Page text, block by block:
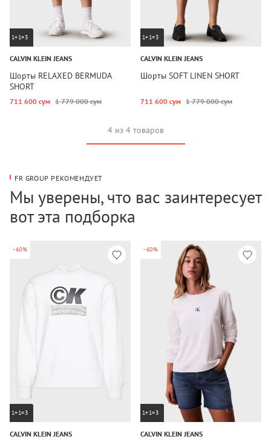
1+1=3
CALVIN KLEIN JEANS
Шорты RELAXED BERMUDA
SHORT
711 600 сум 1 779 000 сум
1+1=3
CALVIN KLEIN JEANS
Шорты SOFT LINEN SHORT
711 600 сум 1 779 000 сум
4 из 4 товаров
FR GROUP РЕКОМЕНДУЕТ
Мы уверены, что вас заинтересует
вот эта подборка
-60%
1+1=3
CALVIN KLEIN JEANS
-60%
1+1=3
CALVIN KLEIN JEANS